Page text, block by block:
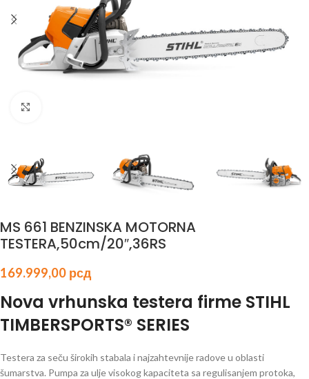
MS 661 BENZINSKA MOTORNA
TESTERA,50cm/20″,36RS
169.999,00 рсд
Nova vrhunska testera firme STIHL
TIMBERSPORTS® SERIES
Testera za seču širokih stabala i najzahtevnije radove u oblasti
šumarstva. Pumpa za ulje visokog kapaciteta sa regulisanjem protoka,